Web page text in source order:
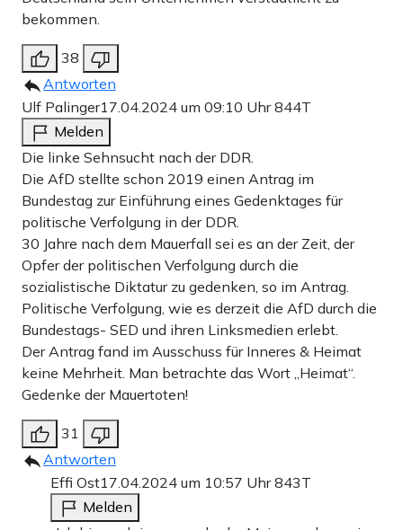
bekommen.
38
Antworten
Ulf Palinger17.04.2024 um 09:10 Uhr844T
Melden
Die linke Sehnsucht nach der DDR.
Die AfD stellte schon 2019 einen Antrag im
Bundestag zur Einführung eines Gedenktages für
politische Verfolgung in der DDR.
30 Jahre nach dem Mauerfall sei es an der Zeit, der
Opfer der politischen Verfolgung durch die
sozialistische Diktatur zu gedenken, so im Antrag.
Politische Verfolgung, wie es derzeit die AfD durch die
Bundestags- SED und ihren Linksmedien erlebt.
Der Antrag fand im Ausschuss für Inneres & Heimat
keine Mehrheit. Man betrachte das Wort „Heimat“.
Gedenke der Mauertoten!
31
Antworten
Effi Ost17.04.2024 um 10:57 Uhr843T
Melden